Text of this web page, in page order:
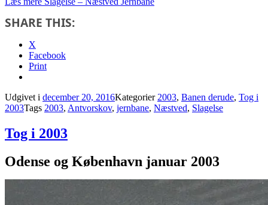
SHARE THIS:
X
Facebook
Print
Udgivet i december 20, 2016Kategorier 2003, Banen derude, Tog i
2003Tags 2003, Antvorskov, jernbane, Næstved, Slagelse
Tog i 2003
Odense og København januar 2003